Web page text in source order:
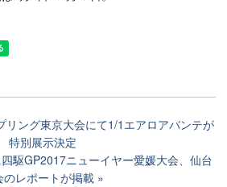
リング東京大会にて1/1エアロアバンテが
特別展示決定
駆GP2017ニューイヤー愛媛大会、仙台
のレポートが掲載